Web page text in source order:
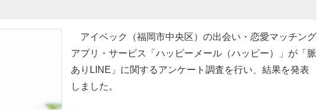
アイベック（福岡市中央区）の出会い・恋愛マッチング
アプリ・サービス「ハッピーメール（ハッピー）」が「脈
ありLINE」に関するアンケート調査を行い、結果を発表
しました。